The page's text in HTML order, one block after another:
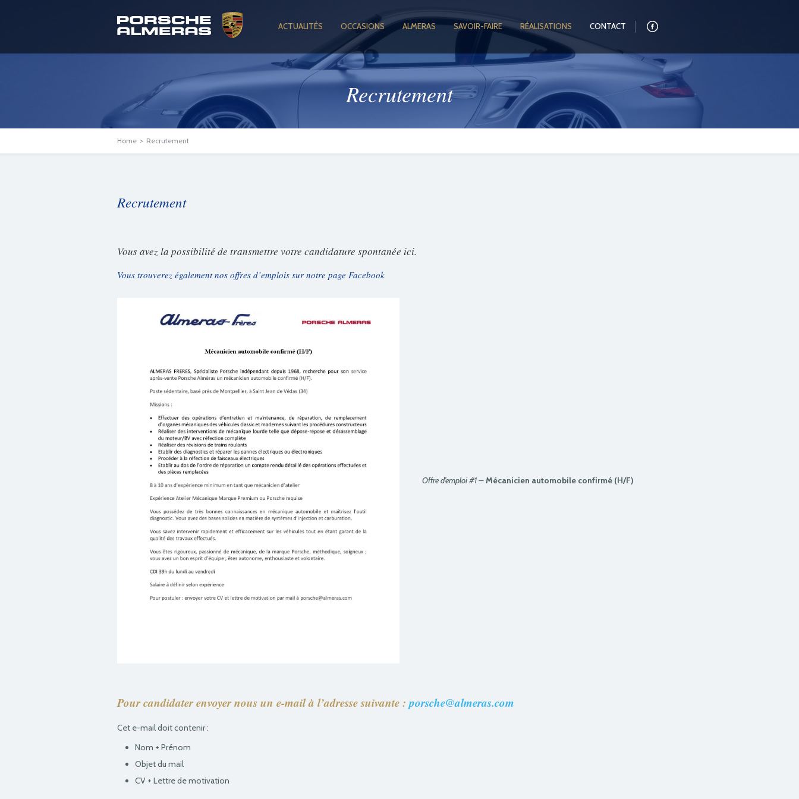
ACTUALITÉS OCCASIONS ALMERAS SAVOIR-FAIRE RÉALISATIONS CONTACT
Recrutement
Home > Recrutement
Recrutement
Vous avez la possibilité de transmettre votre candidature spontanée ici.
Vous trouverez également nos offres d’emplois sur notre page Facebook
Offre d’emploi #1 –Mécanicien automobile confirmé (H/F)
Pour candidater envoyer nous un e-mail à l’adresse suivante :porsche@almeras.com
Cet e-mail doit contenir :
Nom + Prénom
Objet du mail
CV + Lettre de motivation